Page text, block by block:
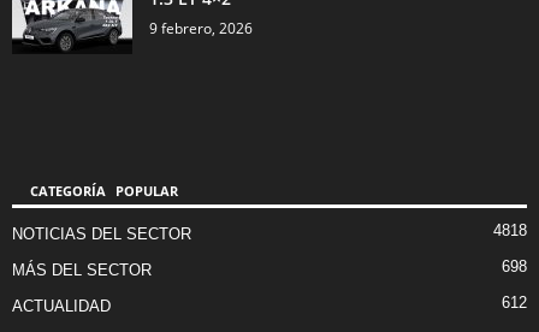
9 febrero, 2026
CATEGORÍA POPULAR
NOTICIAS DEL SECTOR 4818
MÁS DEL SECTOR 698
ACTUALIDAD
612